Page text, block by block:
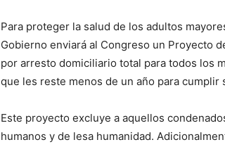
Para proteger la salud de los adultos
Gobierno enviará al Congreso un Proyecto
por arresto domiciliario total para todos los
que les reste menos de un año para cumplir
Este proyecto excluye a aquellos
humanos y de lesa humanidad.